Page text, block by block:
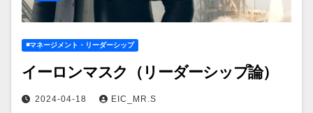
◾️マネージメント・リーダーシップ
イーロンマスク（リーダーシップ論）
2024-04-18 EIC_MR.S